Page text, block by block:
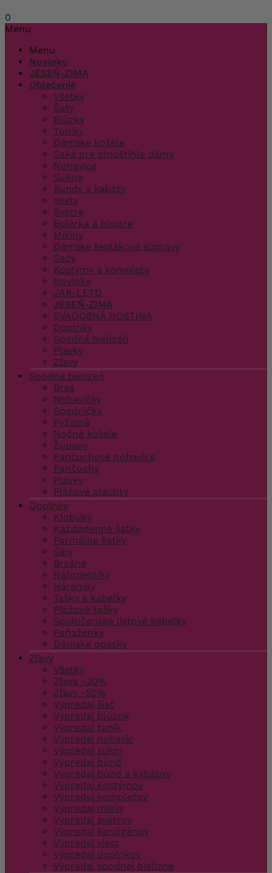
0
Menu
Menu
Novinky
JESEŇ-ZIMA
Oblečenie
Všetky
Šaty
Blúzky
Tuniky
Dámske košele
Saká pre plnoštíhle dámy
Nohavice
Sukne
Bundy a kabáty
Vesty
Svetre
Bolerka a blejzre
Mikiny
Dámske teplákové súpravy
Sady
Kostýmy a komplety
Novinky
JAR-LETO
JESEŇ-ZIMA
SVADOBNÁ HOSTINA
Doplnky
Spodná bielizeň
Plavky
Zľavy
Spodná bielizeň
Bras
Nohavičky
Spodničky
Pyžamá
Nočné košele
Župany
Pančuchové nohavice
Pančuchy
Plavky
Plážové plachty
Doplnky
Klobúky
Každodenné šatky
Formálne šatky
Šály
Brošne
Náhrdelníky
Náramky
Tašky a kabelky
Plážové tašky
Spoločenské listové kabelky
Peňaženky
Dámske opasky
Zľavy
Všetky
Zľava -30%
Zľavy -50%
Výpredaj šiat
Výpredaj blúzok
Výpredaj tuník
Výpredaj nohavíc
Výpredaj sukní
Výpredaj búnd
Výpredaj búnd a kabátov
Výpredaj kostýmov
Výpredaj kompletov
Výpredaj mikín
Výpredaj svetrov
Výpredaj kardigánov
Výpredaj viest
Výpredaj doplnkov
Výpredaj spodnej bielizne